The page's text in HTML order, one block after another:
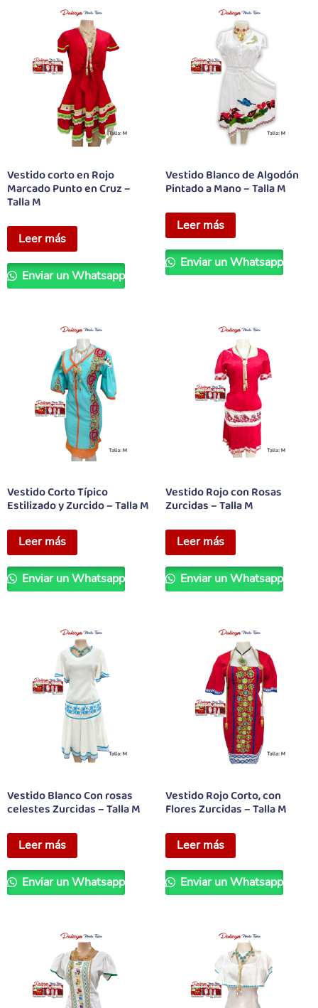
Vestido corto en Rojo
Marcado Punto en Cruz –
Talla M
Leer más
Enviar un Whatsapp
Vestido Blanco de Algodón
Pintado a Mano – Talla M
Leer más
Enviar un Whatsapp
Vestido Corto Típico
Estilizado y Zurcido – Talla M
Leer más
Enviar un Whatsapp
Vestido Rojo con Rosas
Zurcidas – Talla M
Leer más
Enviar un Whatsapp
Vestido Blanco Con rosas
celestes Zurcidas – Talla M
Leer más
Enviar un Whatsapp
Vestido Rojo Corto, con
Flores Zurcidas – Talla M
Leer más
Enviar un Whatsapp